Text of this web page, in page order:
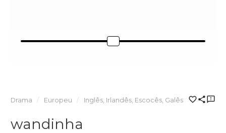
Drama Europeu Inglês, Irlandês, Escocês, Galês
wandinha